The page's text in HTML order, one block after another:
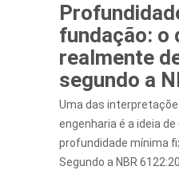
fundação: o
realmente
segundo a
Uma das
engenharia é a ideia
profundidade mínima
Segundo a NBR